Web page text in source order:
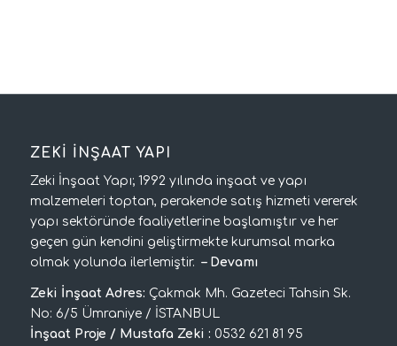
ZEKİ İNŞAAT YAPI
Zeki İnşaat Yapı; 1992 yılında inşaat ve yapı
malzemeleri toptan, perakende satış hizmeti vererek
yapı sektöründe faaliyetlerine başlamıştır ve her
geçen gün kendini geliştirmekte kurumsal marka
olmak yolunda ilerlemiştir.– Devamı
Zeki İnşaat Adres: Çakmak Mh. Gazeteci Tahsin Sk.
No: 6/5 Ümraniye / İSTANBUL
İnşaat Proje / Mustafa Zeki : 0532 621 81 95